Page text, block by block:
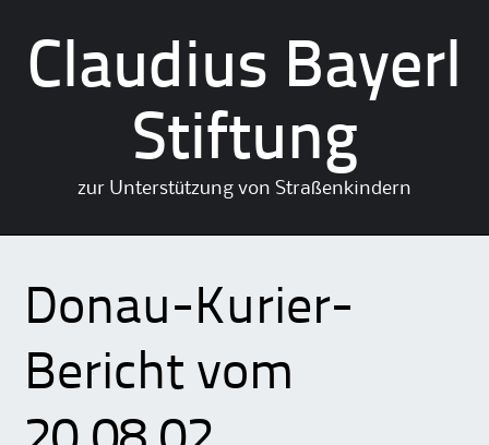
Claudius Bayerl
Stiftung
zur Unterstützung von Straßenkindern
content
Donau-Kurier-
Bericht vom